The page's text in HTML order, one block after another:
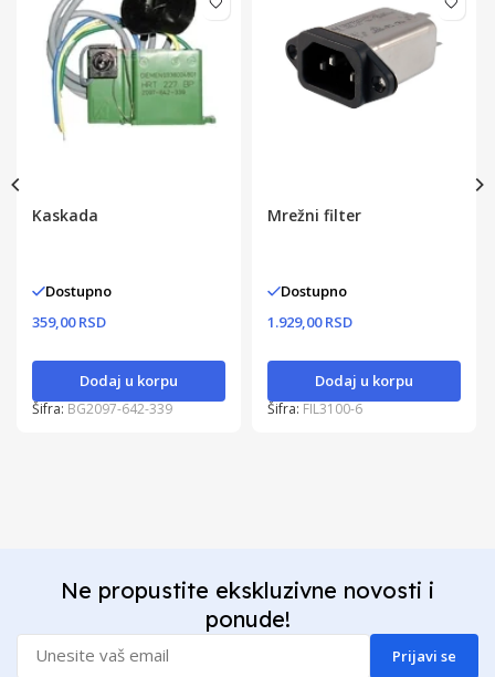
Kaskada
Dostupno
359,00 RSD
Dodaj u korpu
Šifra: BG2097-642-339
Mrežni filter
Dostupno
1.929,00 RSD
Dodaj u korpu
Šifra: FIL3100-6
Ne propustite ekskluzivne novosti i
ponude!
Prijavi se